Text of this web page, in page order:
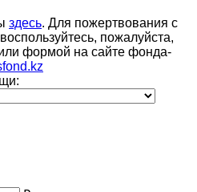
здесь. Для пожертвования с
пожалуйста,
формой на сайте фонда-